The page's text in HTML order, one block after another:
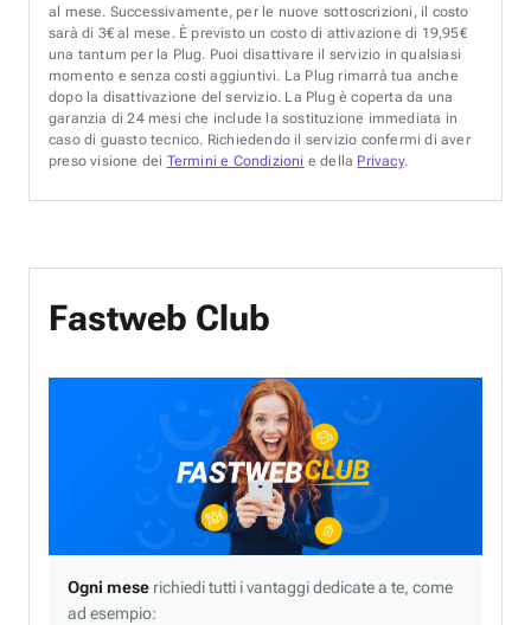
al mese. Successivamente, per le nuove sottoscrizioni, il costo
sarà di 3€ al mese. È previsto un costo di attivazione di 19,95€
una tantum per la Plug. Puoi disattivare il servizio in qualsiasi
momento e senza costi aggiuntivi. La Plug rimarrà tua anche
dopo la disattivazione del servizio. La Plug è coperta da una
garanzia di 24 mesi che include la sostituzione immediata in
caso di guasto tecnico. Richiedendo il servizio confermi di aver
preso visione dei Termini e Condizioni e della Privacy.
Fastweb Club
Ogni mese richiedi tutti i vantaggi dedicate a te, come
ad esempio: